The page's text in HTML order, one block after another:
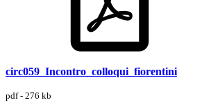
circ059_Incontro_colloqui_fiorentini
pdf - 276 kb